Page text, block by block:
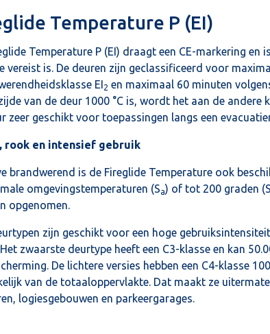
Temperature P (EI)
Temperature P (EI) draagt een CE-markering
vereist is. De deuren zijn geclassificeerd voor
EI2 en maximaal 60 minuten
van de deur 1000 °C is, wordt het aan de andere
zeer geschikt voor toepassingen langs een
rook en intensief gebruik
brandwerend is de Fireglide Temperature ook
omgevingstemperaturen (Sa) of tot 200 graden (S
opgenomen.
zijn geschikt voor een hoge
zwaarste deurtype heeft een C3-klasse en kan
De lichtere versies hebben een C4-klasse
van de totaaloppervlakte. Dat maakt ze
logiesgebouwen en parkeergarages.